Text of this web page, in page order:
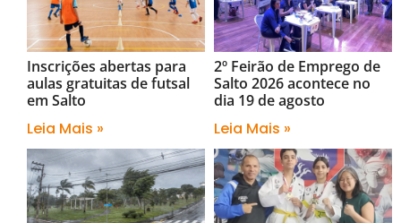
Inscrições abertas para
aulas gratuitas de futsal
em Salto
Leia Mais »
2º Feirão de Emprego de
Salto 2026 acontece no
dia 19 de agosto
Leia Mais »